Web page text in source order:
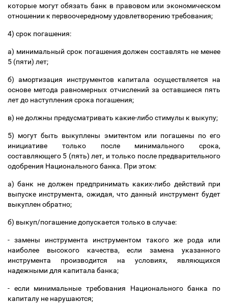
которые могут обязать банк в правовом или экономическом
отношении к первоочередному удовлетворению требования;
4) срок погашения:
a) минимальный срок погашения должен составлять не менее
5 (пяти) лет;
б) амортизация инструментов капитала осуществляется на
основе метода равномерных отчислений за оставшиеся пять
лет до наступления срока погашения;
в) не должны предусматривать какие-либостимулы к выкупу;
5) могут быть выкуплены эмитентом или погашены по его
инициативе
только после минимального срока,
составляющего 5 (пять) лет, и только после предварительного
одобрения Национального банка. При этом:
а) банк не должен предпринимать каких-либо действий при
выпуске инструмента, ожидая, что данный инструмент будет
выкуплен обратно;
б) выкуп/погашение допускается только в случае:
- замены инструмента инструментом такого же рода или
наиболее высокого качества, если замена указанного
инструмента производится на условиях, являющихся
надежными для капитала банка;
- если минимальные требования Национального банка по
капиталу не нарушаются;